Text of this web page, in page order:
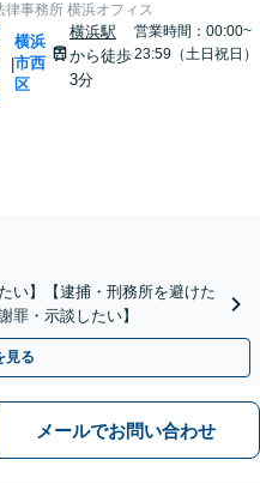
律事務所 横浜オフィス
|
横浜
市西
区
横浜駅
から徒歩
3分
営業時間：00:00~
23:59（土日祝日）
】【逮捕・刑務所を避けた
罪・示談したい】
見る
メールでお問い合わせ